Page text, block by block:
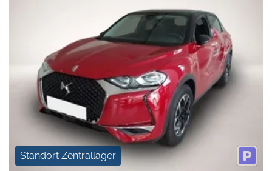
Standort Zentrallager